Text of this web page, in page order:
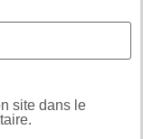
site dans le